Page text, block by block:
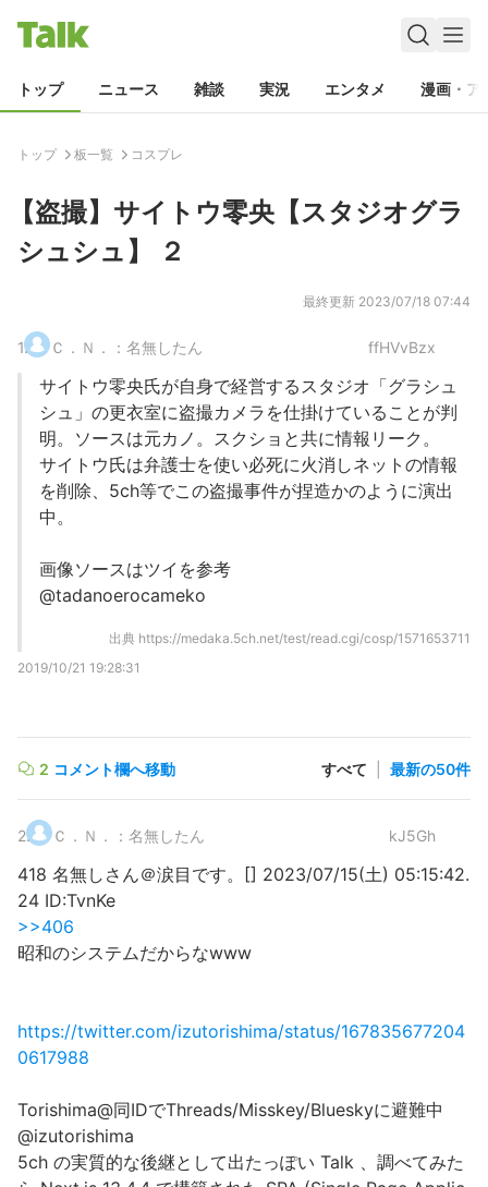
トップ ニュース 雑談 実況 エンタメ 漫画・ア
トップ 板一覧 コスプレ
【盗撮】サイトウ零央【スタジオグラ
シュシュ】 ２
最終更新 2023/07/18 07:44
1. Ｃ．Ｎ．：名無したん ffHVvBzx
サイトウ零央氏が自身で経営するスタジオ「グラシュ
シュ」の更衣室に盗撮カメラを仕掛けていることが判
明。ソースは元カノ。スクショと共に情報リーク。
サイトウ氏は弁護士を使い必死に火消しネットの情報
を削除、5ch等でこの盗撮事件が捏造かのように演出
中。
画像ソースはツイを参考
@tadanoerocameko
出典 https://medaka.5ch.net/test/read.cgi/cosp/1571653711
2019/10/21 19:28:31
2 コメント欄へ移動 すべて 最新の50件
2. Ｃ．Ｎ．：名無したん kJ5Gh
418 名無しさん＠涙目です。[] 2023/07/15(土) 05:15:42.
24 ID:TvnKe
>>406
昭和のシステムだからなwww
https://twitter.com/izutorishima/status/167835677204
0617988
Torishima@同IDでThreads/Misskey/Blueskyに避難中
@izutorishima
5ch の実質的な後継として出たっぽい Talk 、調べてみた